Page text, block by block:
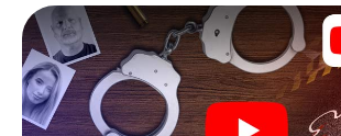
zahlreichen Schauplätzen in Heiloo, die
Verbindung stehen, und schließlich zum
Ort knacken Sie knifflige Rätsel und
Stück der Lösung des Falls immer näher.
einem klassischen Krimi Dinner in Heiloo
Sie das Geschehen, bewegen sich an